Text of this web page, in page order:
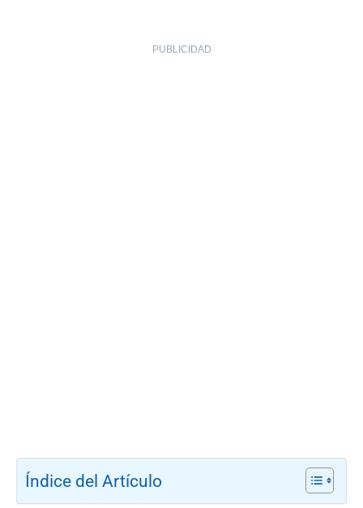
PUBLICIDAD
Índice del Artículo